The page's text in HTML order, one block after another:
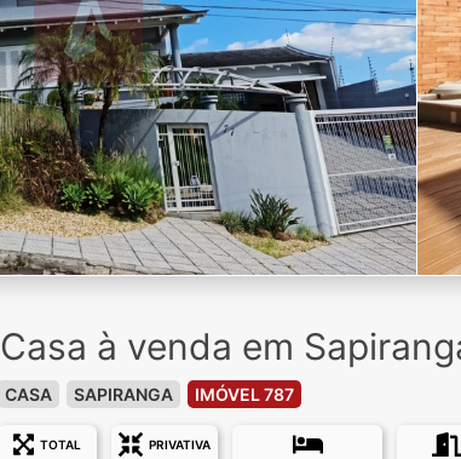
Casa à venda em
CASA SAPIRANGA IMÓVEL 787
TOTAL PRIVATIVA